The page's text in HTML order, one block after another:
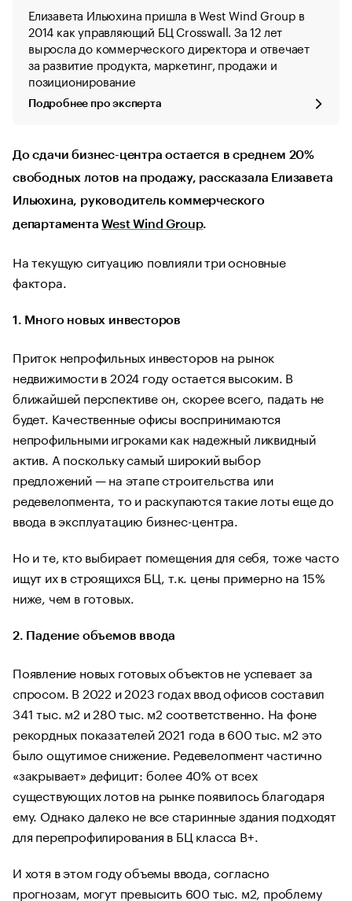
Елизавета Ильюхина пришла в West Wind Group в
2014 как управляющий БЦ Crosswall. За 12 лет
выросла до коммерческого директора и отвечает
за развитие продукта, маркетинг, продажи и
позиционирование
Подробнее про эксперта
До сдачи бизнес-центра остается в среднем 20%
свободных лотов на продажу, рассказала Елизавета
Ильюхина, руководитель коммерческого
департаментаWest Wind Group.
На текущую ситуацию повлияли три основные
фактора.
1. Много новых инвесторов
Приток непрофильных инвесторов на рынок
недвижимости в 2024 году остается высоким. В
ближайшей перспективе он, скорее всего, падать не
будет. Качественные офисы воспринимаются
непрофильными игроками как надежный ликвидный
актив. А поскольку самый широкий выбор
предложений — на этапе строительства или
редевелопмента, то и раскупаются такие лоты еще до
ввода в эксплуатацию бизнес-центра.
Но и те, кто выбирает помещения для себя, тоже часто
ищут их в строящихся БЦ, т.к. цены примерно на 15%
ниже, чем в готовых.
2. Падение объемов ввода
Появление новых готовых объектов не успевает за
спросом. В 2022 и 2023 годах ввод офисов составил
341 тыс. м2 и 280 тыс. м2 соответственно. На фоне
рекордных показателей 2021 года в 600 тыс. м2 это
было ощутимое снижение. Редевелопмент частично
«закрывает» дефицит: более 40% от всех
существующих лотов на рынке появилось благодаря
ему. Однако далеко не все старинные здания подходят
для перепрофилирования в БЦ класса В+.
И хотя в этом году объемы ввода, согласно
прогнозам, могут превысить 600 тыс. м2, проблему